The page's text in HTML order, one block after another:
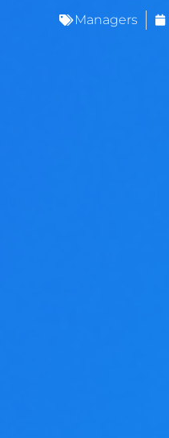
Managers